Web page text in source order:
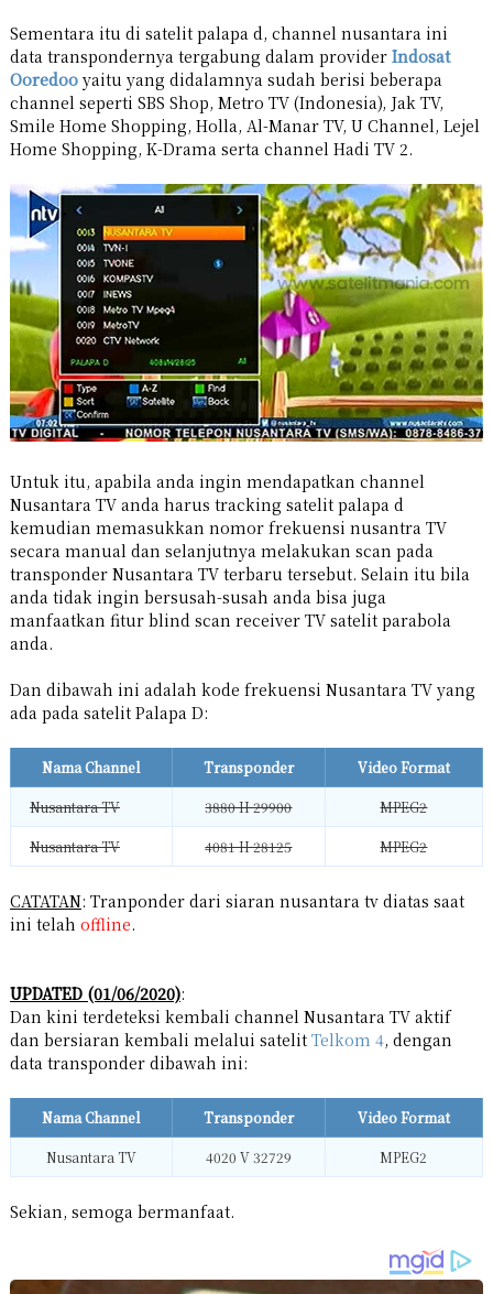
Sementara itu di satelit palapa d, channel nusantara ini
data transpondernya tergabung dalam provider Indosat
Ooredooyaitu yang didalamnya sudah berisi beberapa
channel seperti SBS Shop, Metro TV (Indonesia), Jak TV,
Smile Home Shopping, Holla, Al-Manar TV, U Channel, Lejel
Home Shopping, K-Drama serta channel Hadi TV 2.
Untuk itu, apabila anda ingin mendapatkan channel
Nusantara TV anda harus tracking satelit palapa d
kemudian memasukkan nomor frekuensi nusantra TV
secara manual dan selanjutnya melakukan scan pada
transponder Nusantara TV terbaru tersebut. Selain itu bila
anda tidak ingin bersusah-susah anda bisa juga
manfaatkan fitur blind scan receiver TV satelit parabola
anda.
Dan dibawah ini adalah kode frekuensi Nusantara TV yang
ada pada satelit Palapa D:
Nama Channel Transponder Video Format
Nusantara TV 3880 H 29900 MPEG2
Nusantara TV 4081 H 28125 MPEG2
CATATAN: Tranponder dari siaran nusantara tv diatas saat
ini telah offline.
UPDATED (01/06/2020):
Dan kini terdeteksi kembali channel Nusantara TV aktif
dan bersiaran kembali melalui satelit Telkom 4, dengan
data transponder dibawah ini:
Nama Channel Transponder Video Format
Nusantara TV 4020 V 32729 MPEG2
Sekian, semoga bermanfaat.